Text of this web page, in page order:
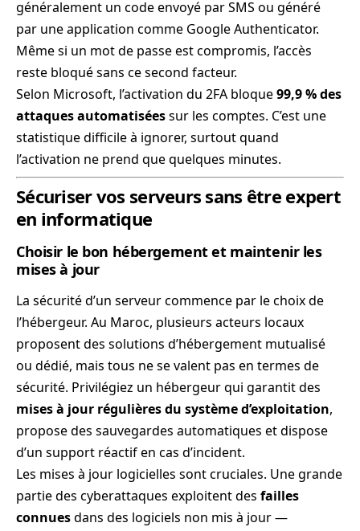
généralement un code envoyé par SMS ou généré
par une application comme Google Authenticator.
Même si un mot de passe est compromis, l’accès
reste bloqué sans ce second facteur.
Selon Microsoft, l’activation du 2FA bloque99,9 % des
attaques automatiséessur les comptes. C’est une
statistique difficile à ignorer, surtout quand
l’activation ne prend que quelques minutes.
Sécuriser vos serveurs sans être expert
en informatique
Choisir le bon hébergement et maintenir les
mises à jour
La sécurité d’un serveur commence par le choix de
l’hébergeur. Au Maroc, plusieurs acteurs locaux
proposent des solutions d’hébergement mutualisé
ou dédié, mais tous ne se valent pas en termes de
sécurité. Privilégiez un hébergeur qui garantit des
mises à jour régulières du système d’exploitation,
propose des sauvegardes automatiques et dispose
d’un support réactif en cas d’incident.
Les mises à jour logicielles sont cruciales. Une grande
partie des cyberattaques exploitent des failles
connuesdans des logiciels non mis à jour —